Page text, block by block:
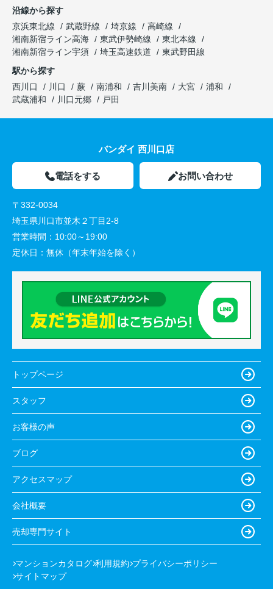
沿線から探す
京浜東北線
武蔵野線 埼京線
高崎線
湘南新宿ライン高海
東武伊勢崎線
東北本線
湘南新宿ライン宇須
埼玉高速鉄道
東武野田線
駅から探す
西川口
川口 蕨 南浦和 吉川美南 大宮
浦和
武蔵浦和
川口元郷 戸田
バンダイ 西川口店
電話をする お問い合わせ
〒332-0034
埼玉県川口市並木２丁目2-8
営業時間： 10:00～19:00
定休日： 無休（年末年始を除く）
トップページ
スタッフ
お客様の声
ブログ
アクセスマップ
会社概要
売却専門サイト
マンションカタログ 利用規約 プライバシーポリシー
サイトマップ